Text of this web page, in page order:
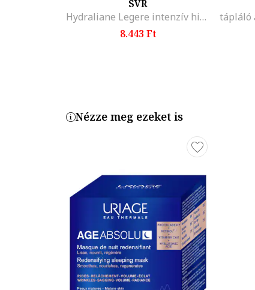
SVR
Hydraliane Legere intenzív hidratáló krém, 50 ml
8.443 Ft
Nézze meg ezeket is